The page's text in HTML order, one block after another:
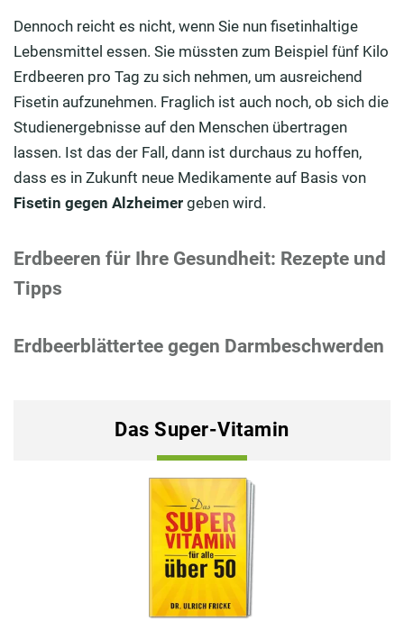
Dennoch reicht es nicht, wenn Sie nun fisetinhaltige
Lebensmittel essen. Sie müssten zum Beispiel fünf Kilo
Erdbeeren pro Tag zu sich nehmen, um ausreichend
Fisetin aufzunehmen. Fraglich ist auch noch, ob sich die
Studienergebnisse auf den Menschen übertragen
lassen. Ist das der Fall, dann ist durchaus zu hoffen,
dass es in Zukunft neue Medikamente auf Basis von
Fisetin gegen Alzheimer geben wird.
Erdbeeren für Ihre Gesundheit: Rezepte und
Tipps
Erdbeerblättertee gegen Darmbeschwerden